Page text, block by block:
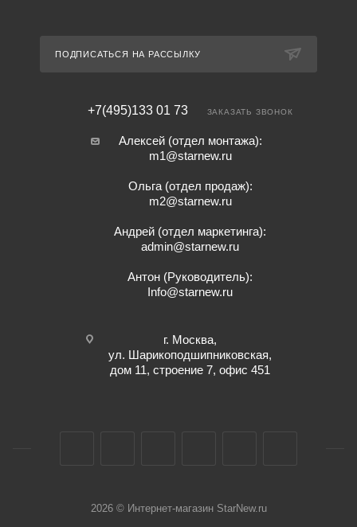
ПОДПИСАТЬСЯ НА РАССЫЛКУ
+7(495)133 01 73 ЗАКАЗАТЬ ЗВОНОК
Алексей (отдел монтажа):
m1@starnew.ru
Ольга (отдел продаж):
m2@starnew.ru
Андрей (отдел маркетинга):
admin@starnew.ru
Антон (Руководитель):
Info@starnew.ru
г. Москва,
ул. Шарикоподшипниковская,
дом 11, строение 7, офис 451
2026 © Интернет-магазин StarNew.ru